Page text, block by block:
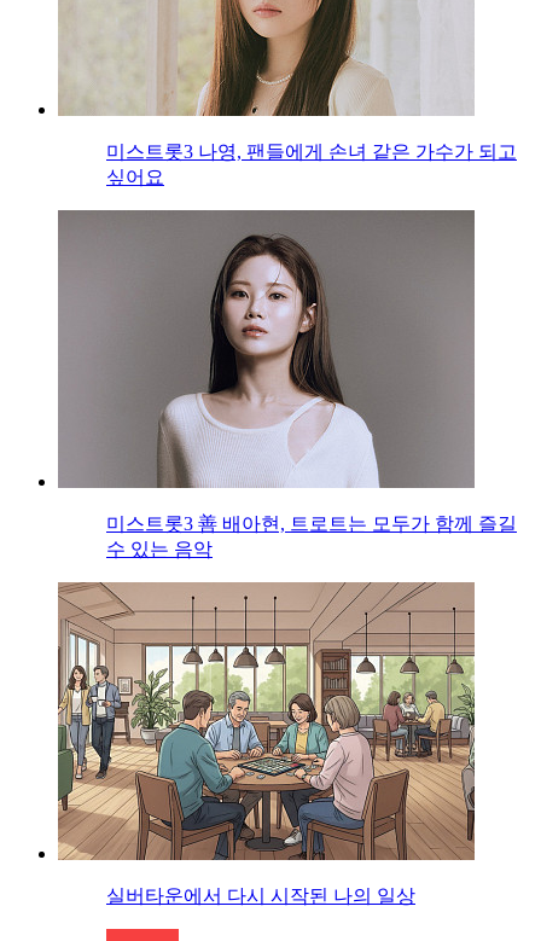
미스트롯3 나영, 팬들에게 손녀 같은 가수가 되고
싶어요
미스트롯3 善 배아현, 트로트는 모두가 함께 즐길
수 있는 음악
실버타운에서 다시 시작된 나의 일상